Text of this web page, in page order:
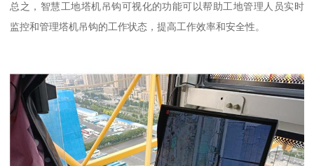
总之，智慧工地塔机吊钩可视化的功能可以帮助工地管理人员实时
监控和管理塔机吊钩的工作状态，提高工作效率和安全性。